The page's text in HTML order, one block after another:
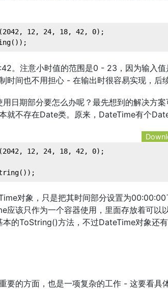
2042, 12, 24, 18, 42, 0);
。注意小时值的范围是0 - 23，因为输入
时间也不用担心 - 在输出时很容易实现，后
日期部分要怎么办呢？最先想到的解决方
就不存在Date类。原来，DateTime有个
2042, 12, 24, 18, 42, 0);
对象，只是把其时间部分设置为
应该只作为一个容器使用，里面存放着可以
的ToString()方法，不过DateTime对象还
要的方面，也是一项复杂的工作 - 这要看具